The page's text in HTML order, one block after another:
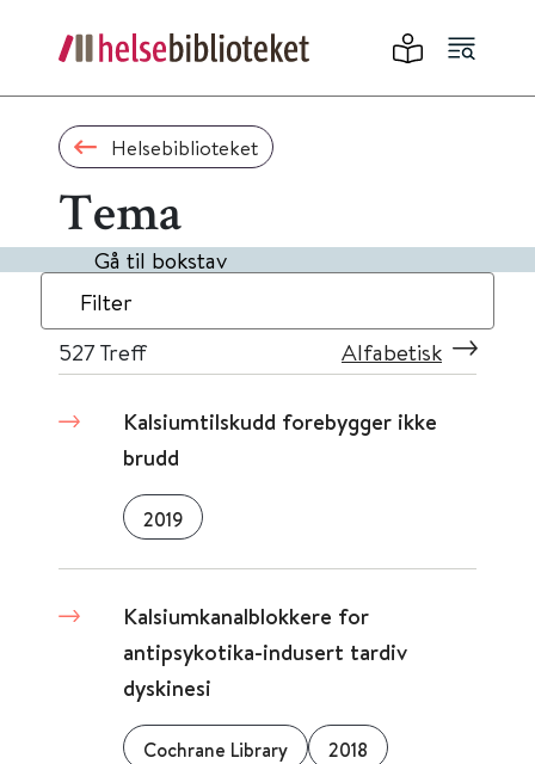
Helsebiblioteket
Tema
Gå til bokstav
Filter
527Treff Alfabetisk
Kalsiumtilskudd forebygger ikke
brudd
2019
Kalsiumkanalblokkere for
antipsykotika-indusert tardiv
dyskinesi
Cochrane Library 2018